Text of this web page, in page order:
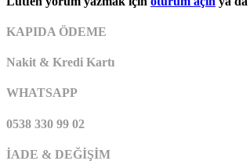
KAPIDA ÖDEME
Nakit & Kredi Kartı
WHATSAPP
0538 330 99 02
İADE & DEĞİŞİM